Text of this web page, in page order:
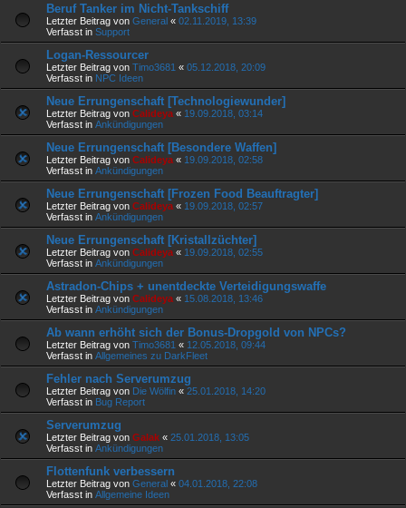
Beruf Tanker im Nicht-Tankschiff
Letzter Beitrag von General « 02.11.2019, 13:39
Verfasst in Support
Logan-Ressourcer
Letzter Beitrag von Timo3681 « 05.12.2018, 20:09
Verfasst in NPC Ideen
Neue Errungenschaft [Technologiewunder]
Letzter Beitrag von Calideya « 19.09.2018, 03:14
Verfasst in Ankündigungen
Neue Errungenschaft [Besondere Waffen]
Letzter Beitrag von Calideya « 19.09.2018, 02:58
Verfasst in Ankündigungen
Neue Errungenschaft [Frozen Food Beauftragter]
Letzter Beitrag von Calideya « 19.09.2018, 02:57
Verfasst in Ankündigungen
Neue Errungenschaft [Kristallzüchter]
Letzter Beitrag von Calideya « 19.09.2018, 02:55
Verfasst in Ankündigungen
Astradon-Chips + unentdeckte Verteidigungswaffe
Letzter Beitrag von Calideya « 15.08.2018, 13:46
Verfasst in Ankündigungen
Ab wann erhöht sich der Bonus-Dropgold von NPCs?
Letzter Beitrag von Timo3681 « 12.05.2018, 09:44
Verfasst in Allgemeines zu DarkFleet
Fehler nach Serverumzug
Letzter Beitrag von Die Wölfin « 25.01.2018, 14:20
Verfasst in Bug Report
Serverumzug
Letzter Beitrag von Galak « 25.01.2018, 13:05
Verfasst in Ankündigungen
Flottenfunk verbessern
Letzter Beitrag von General « 04.01.2018, 22:08
Verfasst in Allgemeine Ideen